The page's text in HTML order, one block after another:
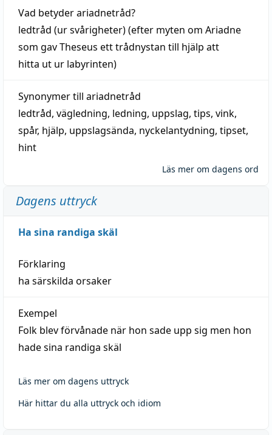
Vad betyderariadnetråd?
ledtråd (ur svårigheter) (efter myten om Ariadne
som gav Theseus ett trådnystan till hjälp att
hitta ut ur labyrinten)
Synonymer till ariadnetråd
ledtråd, vägledning, ledning, uppslag, tips, vink,
spår, hjälp, uppslagsända, nyckelantydning, tipset,
hint
Läs mer om dagens ord
Dagens uttryck
Ha sina randiga skäl
Förklaring
ha särskilda orsaker
Exempel
Folk blev förvånade när hon sade upp sig men hon
hade sina randiga skäl
Läs mer om dagens uttryck
Här hittar du alla uttryck och idiom